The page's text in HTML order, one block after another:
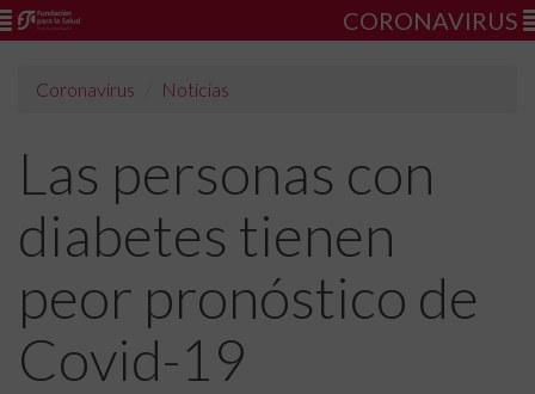
CORONAVIRUS
Coronavirus Noticias
Las personas con
diabetes tienen
peor pronóstico de
Covid-19